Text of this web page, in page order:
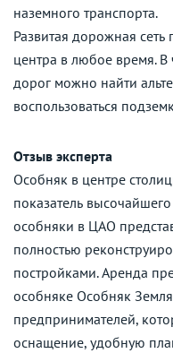
наземного транспорта.
Развитая дорожная сеть
центра в любое время. В
дорог можно найти
воспользоваться
Отзыв эксперта
Особняк в центре
показатель
особняки в ЦАО
полностью
постройками. Аренда
особняке Особняк
предпринимателей,
оснащение, удобную